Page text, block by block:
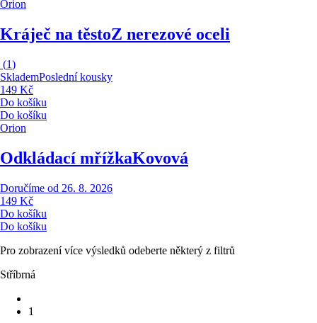
Orion
Kráječ na těstoZ nerezové oceli
(1)
SklademPoslední kousky
149 Kč
Do košíku
Do košíku
Orion
Odkládací mřížkaKovová
Doručíme od 26. 8. 2026
149 Kč
Do košíku
Do košíku
Pro zobrazení více výsledků odeberte některý z filtrů
Stříbrná
1